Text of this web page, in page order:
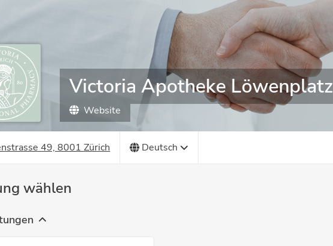
Victoria Apotheke Löwenplatz
Website
49, 8001 Zürich Deutsch
wählen